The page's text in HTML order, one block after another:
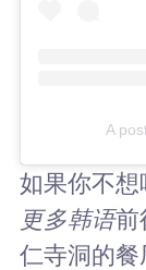
A
如果你不
更多韩语前
仁寺洞的